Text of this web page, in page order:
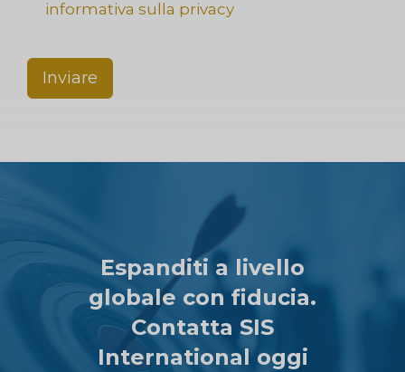
informativa sulla privacy
Inviare
Espanditi a livello
globale con fiducia.
Contatta SIS
International oggi